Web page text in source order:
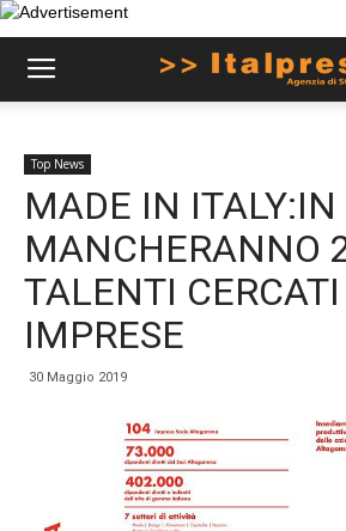
Top News
MADE IN
MANCHERANNO
TALENTI
IMPRESE
30 Maggio 2019